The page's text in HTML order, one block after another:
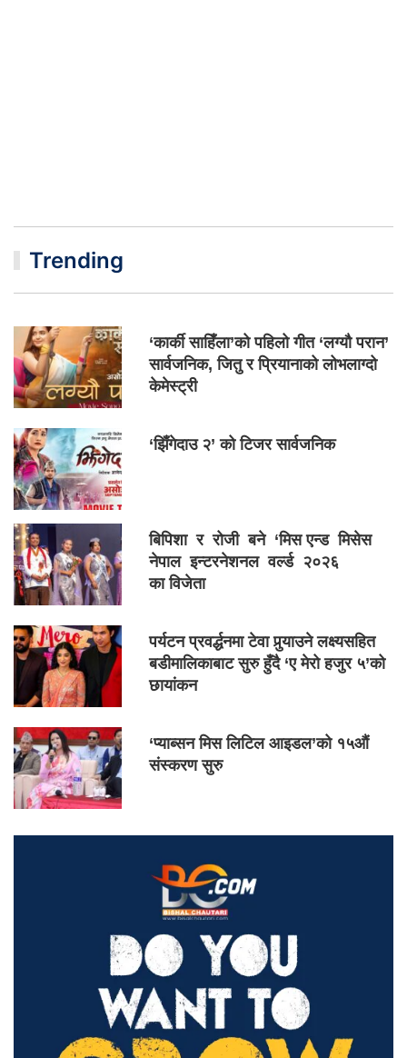
Trending
‘कार्की साहिँला’को पहिलो गीत ‘लग्यौ परान’
सार्वजनिक, जितु र प्रियानाको लोभलाग्दो
केमेस्ट्री
‘झिँगेदाउ २’ को टिजर सार्वजनिक
बिपिशा र रोजी बने ‘मिस एन्ड मिसेस
नेपाल इन्टरनेशनल वर्ल्ड २०२६
का विजेता
पर्यटन प्रवर्द्धनमा टेवा पुर्‍याउने लक्ष्यसहित
बडीमालिकाबाट सुरु हुँदै ‘ए मेरो हजुर ५’को
छायांकन
‘प्याब्सन मिस लिटिल आइडल’को १५औं
संस्करण सुरु